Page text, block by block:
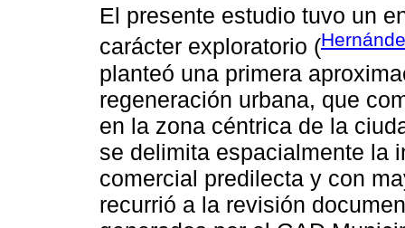
El presente estudio tuvo un
carácter exploratorio (
planteó una primera
regeneración urbana, que
en la zona céntrica de la
se delimita espacialmente la
comercial predilecta y con
recurrió a la revisión